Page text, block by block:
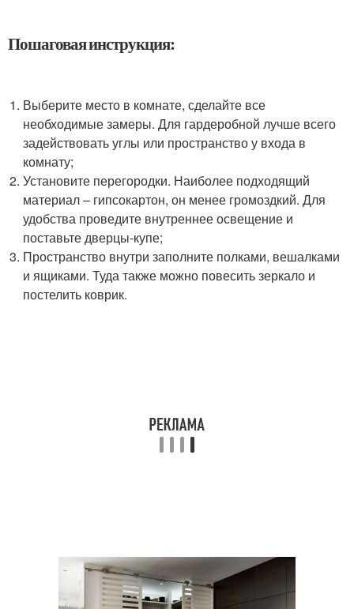
Пошаговая инструкция:
Выберите место в комнате, сделайте все
необходимые замеры. Для гардеробной лучше всего
задействовать углы или пространство у входа в
комнату;
Установите перегородки. Наиболее подходящий
материал – гипсокартон, он менее громоздкий. Для
удобства проведите внутреннее освещение и
поставьте дверцы-купе;
Пространство внутри заполните полками, вешалками
и ящиками. Туда также можно повесить зеркало и
постелить коврик.